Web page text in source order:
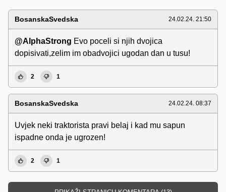
BosanskaSvedska 24.02.24. 21:50
@AlphaStrong Evo poceli si njih dvojica
dopisivati,zelim im obadvojici ugodan dan u tusu!
2 1
BosanskaSvedska 24.02.24. 08:37
Uvjek neki traktorista pravi belaj i kad mu sapun
ispadne onda je ugrozen!
2 1